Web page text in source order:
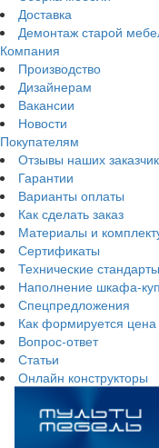
Доставка
Демонтаж старой
Компания
Производство
Дизайнерам
Вакансии
Новости
Покупателям
Отзывы наших
Гарантии
Варианты оплаты
Как сделать заказ
Материалы и
Сертификаты
Технические стандарты
Наполнение шкафа-
Спецпредложения
Как формируется
Вопрос-ответ
Статьи
Онлайн конструкторы